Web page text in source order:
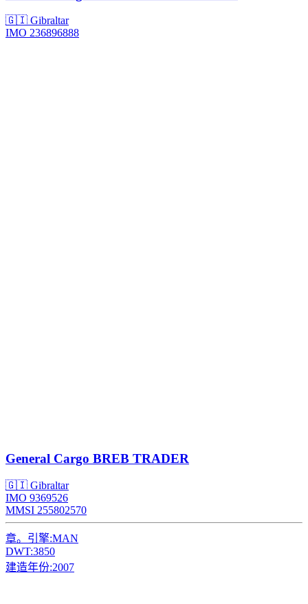
🇬🇮 Gibraltar
IMO 236896888
General Cargo BREB TRADER
🇬🇮 Gibraltar
IMO 9369526
MMSI 255802570
章。引擎:MAN
DWT:3850
建造年份:2007